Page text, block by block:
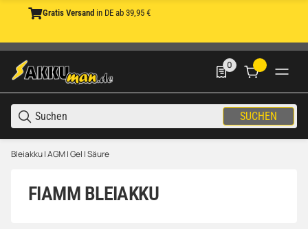
Gratis Versand in DE ab 39,95 €
SUCHEN
0
0 Produkte in der
Bleiakku | AGM | Gel | Säure
FIAMM BLEIAKKU